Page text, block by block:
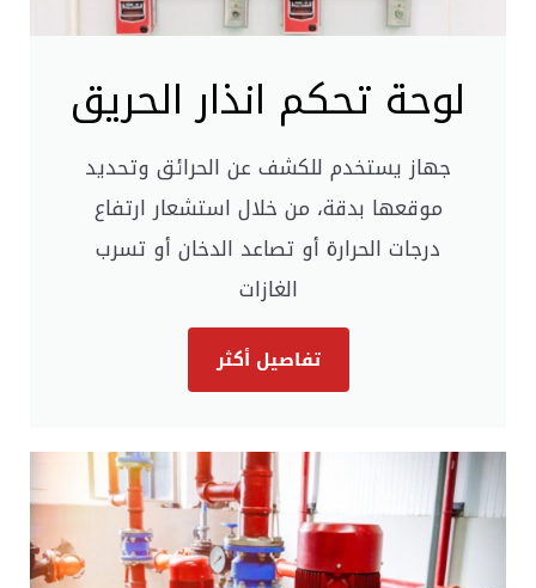
لوحة تحكم انذار الحريق
جهاز يستخدم للكشف عن الحرائق وتحديد
موقعها بدقة، من خلال استشعار ارتفاع
درجات الحرارة أو تصاعد الدخان أو تسرب
الغازات
تفاصيل أكثر